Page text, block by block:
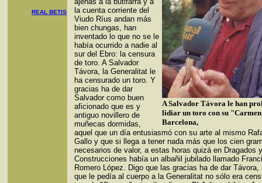
REAL BETIS
A Salvador Távora le han
lidiar un toro con su
Barcelona,
la cuenta corriente del
Viudo Ríus andan más
bien chungas, han
inventado lo que no se le
había ocurrido a nadie al
sur del Ebro: la censura
de toro. A Salvador
Távora, la Generalitat le
ha censurado un toro. Y
gracias ha de dar
Salvador como buen
aficionado que es y
antiguo novillero de
muñecas dormidas,
aquel que un día entusiasmó con su arte al mismo
Gallo y que si llega a tener nada más que los cien
necesarios de valor, a estas horas quizá en Dragados y
Construcciones había un albañil jubilado llamado
Romero López. Digo que las gracias ha de dar Távora,
que le pedía al cuerpo a la Generalitat no sólo era